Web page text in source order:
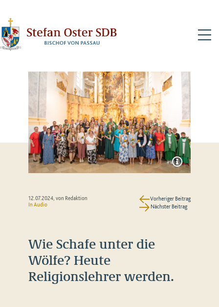
12.07.2024, von Redaktion
In Audio
Vorheriger Beitrag
Nächster Beitrag
Wie Schafe unter die
Wölfe? Heute
Religionslehrer werden.